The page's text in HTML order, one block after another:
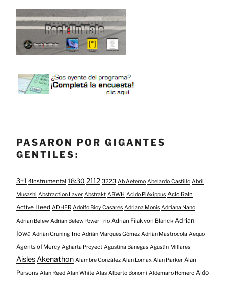
PASARON POR GIGANTES
GENTILES:
3+1 4Instrumental 18:30 2112 3223 Ab Aeterno Abelardo Castillo Abril
Musashi Abstraction Layer Abstrakt ABWH Acido Pléxippus Acid Rain
Active Heed ADHER Adolfo Bioy Casares Adriana Monis Adriana Nano
Adrian Belew Adrian Belew Power Trio Adrian Filak von Blanck Adrian
Iowa Adrián Gruning Trío Adrián Marqués Gómez Adrián Mastrocola Aequo
Agents of Mercy Agharta Proyect Agustina Banegas Agustín Millares
AislesAkenathon Alambre González Alan Lomax Alan Parker Alan
Parsons Alan Reed Alan White Alas Alberto Bonomi Aldemaro Romero Aldo